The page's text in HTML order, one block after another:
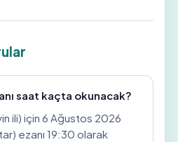
saat kaçta okunacak?
ili) için 6 Ağustos 2026
ezanı 19:30 olarak